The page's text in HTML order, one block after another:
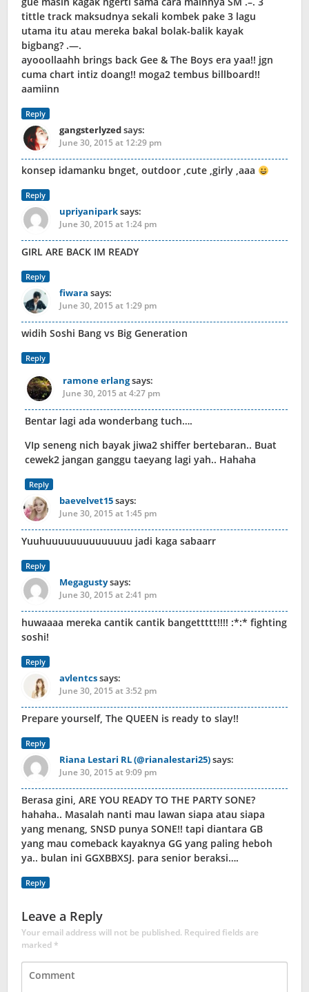
tittle track maksudnya sekali kombek pake 3 lagu
utama itu atau mereka bakal bolak-balik kayak
bigbang? .—.
ayooollaahh brings back Gee & The Boys era yaa!! jgn
cuma chart intiz doang!! moga2 tembus billboard!!
aamiinn
Reply
gangsterlyzedsays:
June 30, 2015 at 12:29 pm
konsep idamanku bnget, outdoor ,cute ,girly ,aaa
Reply
upriyaniparksays:
June 30, 2015 at 1:24 pm
GIRL ARE BACK IM READY
Reply
fiwara says:
June 30, 2015 at 1:29 pm
widih Soshi Bang vs Big Generation
Reply
ramone erlangsays:
June 30, 2015 at 4:27 pm
Bentar lagi ada wonderbang tuch….
VIp seneng nich bayak jiwa2 shiffer bertebaran.. Buat
cewek2 jangan ganggu taeyang lagi yah.. Hahaha
Reply
baevelvet15says:
June 30, 2015 at 1:45 pm
Yuuhuuuuuuuuuuuuuu jadi kaga sabaarr
Reply
Megagustysays:
June 30, 2015 at 2:41 pm
huwaaaa mereka cantik cantik bangettttt!!!! :*:* fighting
soshi!
Reply
avlentcssays:
June 30, 2015 at 3:52 pm
Prepare yourself, The QUEEN is ready to slay!!
Reply
Riana Lestari RL (@rianalestari25)says:
June 30, 2015 at 9:09 pm
Berasa gini, ARE YOU READY TO THE PARTY SONE?
hahaha.. Masalah nanti mau lawan siapa atau siapa
yang menang, SNSD punya SONE!! tapi diantara GB
yang mau comeback kayaknya GG yang paling heboh
ya.. bulan ini GGXBBXSJ. para senior beraksi….
Reply
Leave a Reply
Your email address will not be published. Required fields are
marked*